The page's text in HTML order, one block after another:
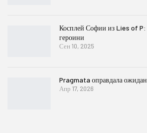
Косплей Софии из Lies of P:
героини
Сен 10, 2025
Pragmata оправдала
Апр 17, 2026